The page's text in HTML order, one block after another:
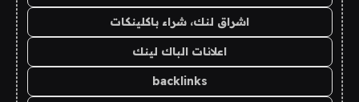
اشراق لنك، شراء باكلينكات
اعلانات الباك لينك
backlinks